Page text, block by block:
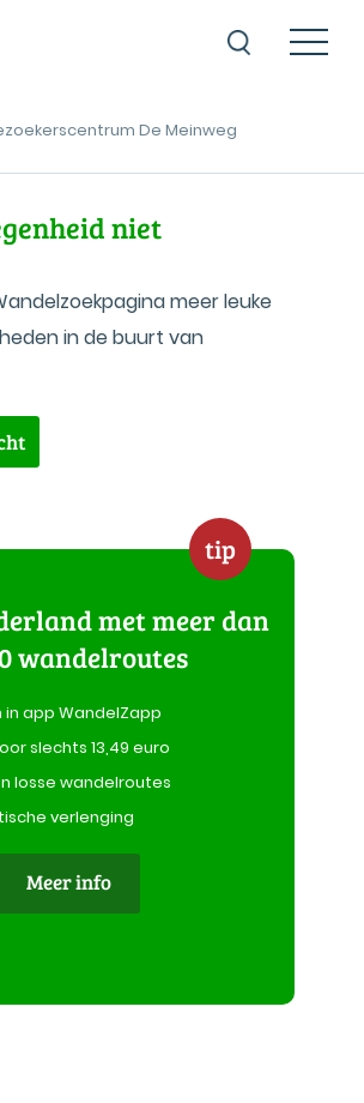
De Meinweg
niet
meer leuke
in de buurt van
tip
met meer dan
wandelroutes
app WandelZapp
slechts 13,49 euro
losse wandelroutes
verlenging
Meer info